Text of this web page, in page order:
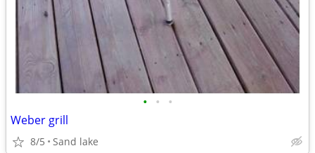
• • •
Weber grill
8/5 Sand lake